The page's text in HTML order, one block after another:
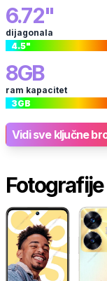
6.72"
dijagonala
4.5"
8GB
ram kapacitet
3GB
Vidi sve ključne